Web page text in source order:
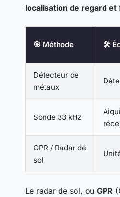
localisation de regard et
🎯 Méthode 🛠️
Détecteur de
métaux
Sonde 33 kHz
GPR / Radar de
sol
Le radar de sol, ou GPR